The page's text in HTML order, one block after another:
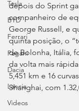
Tesla
BYD
Ferrari
Pagani
Dacia
Lancia
Videos
depois do Sprint
companheiro de
George Russell, e
quinta posição, o
de Bolonha, Itália,
da volta mais
5,451 km e 16
Shanghai, com